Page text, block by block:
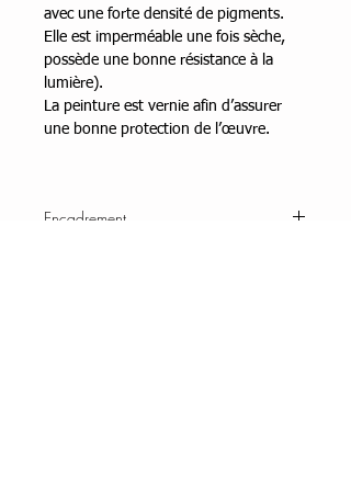
avec une forte densité de pigments.
Elle est imperméable une fois sèche,
possède une bonne résistance à la
lumière).
La peinture est vernie afin d’assurer
une bonne protection de l’œuvre.
Encadrement